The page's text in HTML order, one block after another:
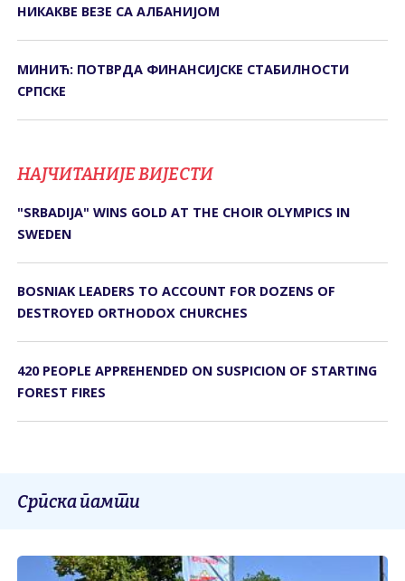
НИКАКВЕ ВЕЗЕ СА АЛБАНИЈОМ
МИНИЋ: ПОТВРДА ФИНАНСИЈСКЕ СТАБИЛНОСТИ
СРПСКЕ
НАЈЧИТАНИЈЕ ВИЈЕСТИ
"SRBADIJA" WINS GOLD AT THE CHOIR OLYMPICS IN
SWEDEN
BOSNIAK LEADERS TO ACCOUNT FOR DOZENS OF
DESTROYED ORTHODOX CHURCHES
420 PEOPLE APPREHENDED ON SUSPICION OF STARTING
FOREST FIRES
Српска памти